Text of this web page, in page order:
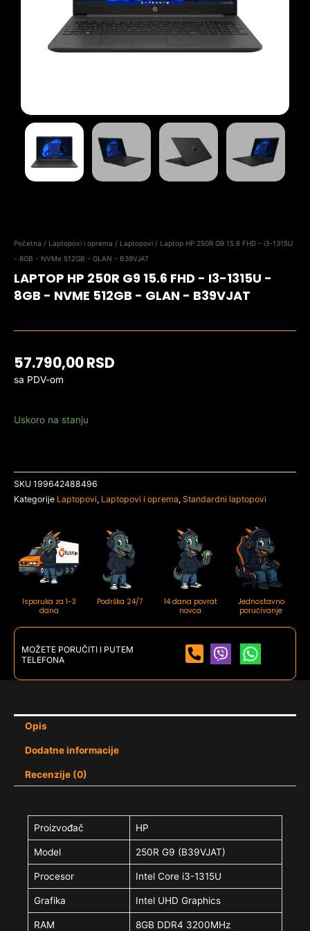
Početna / Laptopovi i oprema / Laptopovi / Laptop HP 250R G9 15.6 FHD - i3-1315U
- 8GB - NVMe 512GB - GLAN - B39VJAT
LAPTOP HP 250R G9 15.6 FHD - I3-1315U -
8GB - NVME 512GB - GLAN - B39VJAT
57.790,00RSD
sa PDV-om
Uskoro na stanju
SKU 199642488496
Kategorije Laptopovi, Laptopovi i oprema, Standardni laptopovi
Isporuka za 1-3
dana
Podrška 24/7
14 dana povrat
novca
Jednostavno
poručivanje
MOŽETE PORUČITI I PUTEM
TELEFONA
Opis
Dodatne informacije
Recenzije (0)
Proizvođač HP
Model 250R G9 (B39VJAT)
Procesor Intel Core i3-1315U
Grafika Intel UHD Graphics
RAM 8GB DDR4 3200MHz